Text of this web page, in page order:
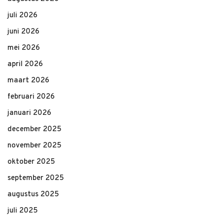
juli 2026
juni 2026
mei 2026
april 2026
maart 2026
februari 2026
januari 2026
december 2025
november 2025
oktober 2025
september 2025
augustus 2025
juli 2025